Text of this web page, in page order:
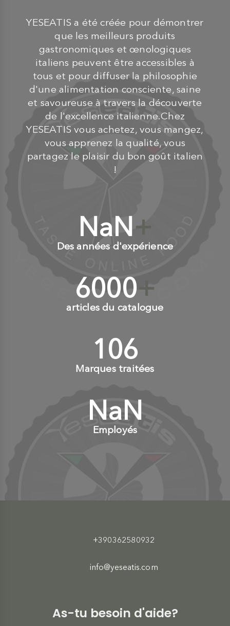
YESEATIS a été créée pour démontrer
que les meilleurs produits
gastronomiques et œnologiques
italiens peuvent être accessibles à
tous et pour diffuser la philosophie
d'une alimentation consciente, saine
et savoureuse à travers la découverte
de l'excellence italienne.Chez
YESEATIS vous achetez, vous mangez,
vous apprenez la qualité, vous
partagez le plaisir du bon goût italien
!
NaN+
Des années d'expérience
6000+
articles du catalogue
110+
Marques traitées
NaN+
Employés
+390362580932
info@yeseatis.com
As-tu besoin d'aide?